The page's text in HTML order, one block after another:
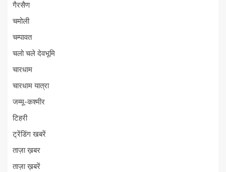
गैरसैण
चमोली
चम्पावत
चलो चले देवभूमि
चारधाम
चारधाम यात्रा
जम्मू-कश्मीर
टिहरी
ट्रेंडिंग खबरें
ताज़ा ख़बर
ताज़ा ख़बरें